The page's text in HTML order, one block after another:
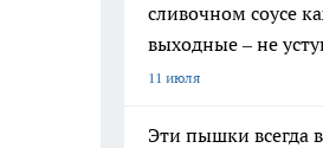
сливочном соусе
выходные – не
11 июля
Эти пышки всегда